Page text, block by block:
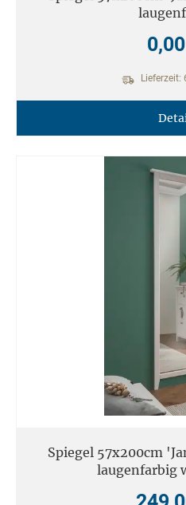
Lieferzeit:
Spiegel 57x200cm
laugenfarbig